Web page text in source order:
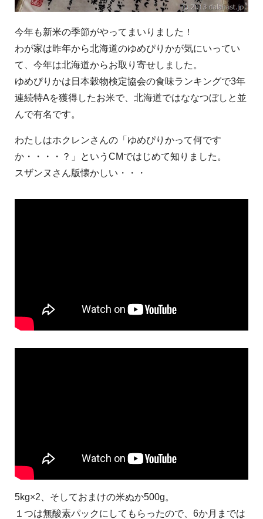
今年も新米の季節がやってまいりました！
わが家は昨年から北海道のゆめぴりかが気にいってい
て、今年は北海道からお取り寄せしました。
ゆめぴりかは日本穀物検定協会の食味ランキングで3年
連続特Aを獲得したお米で、北海道ではななつぼしと並
んで有名です。
わたしはホクレンさんの「ゆめぴりかって何です
か・・・・？」というCMではじめて知りました。
スザンヌさん版懐かしい・・・
5kg×2、そしておまけの米ぬか500g。
１つは無酸素パックにしてもらったので、6か月までは